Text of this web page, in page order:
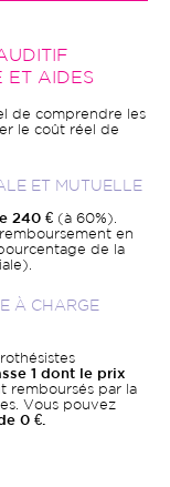
ET AIDES
de comprendre les
le coût réel de
ET MUTUELLE
240 € (à 60%).
en
de la
À CHARGE
1 dont le prix
remboursés par la
Vous pouvez
0 €.